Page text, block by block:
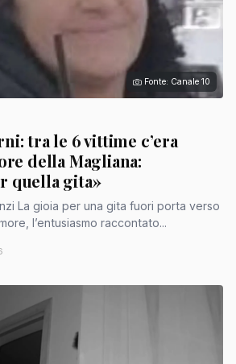
Fonte: Canale 10
tra le 6 vittime c’era
della Magliana:
quella gita»
l’entusiasmo raccontato...